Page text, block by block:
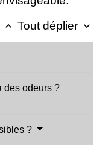
keyboard_arrow_up Tout déplier keyboard_arrow_down
des odeurs ?
?